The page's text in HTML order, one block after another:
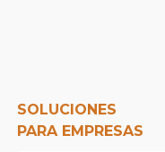
SOLUCIONES
PARA EMPRESAS